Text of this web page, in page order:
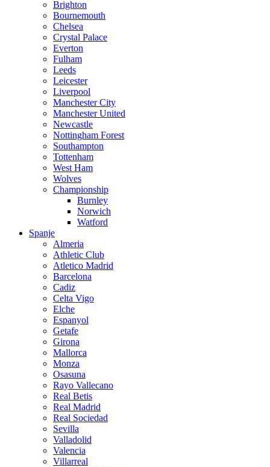
Brighton
Bournemouth
Chelsea
Crystal Palace
Everton
Fulham
Leeds
Leicester
Liverpool
Manchester City
Manchester United
Newcastle
Nottingham Forest
Southampton
Tottenham
West Ham
Wolves
Championship
Burnley
Norwich
Watford
Spanje
Almeria
Athletic Club
Atletico Madrid
Barcelona
Cadiz
Celta Vigo
Elche
Espanyol
Getafe
Girona
Mallorca
Monza
Osasuna
Rayo Vallecano
Real Betis
Real Madrid
Real Sociedad
Sevilla
Valladolid
Valencia
Villarreal